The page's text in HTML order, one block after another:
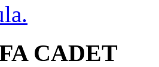
CADET